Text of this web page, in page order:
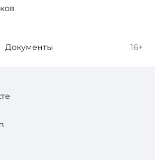
16+
Документы